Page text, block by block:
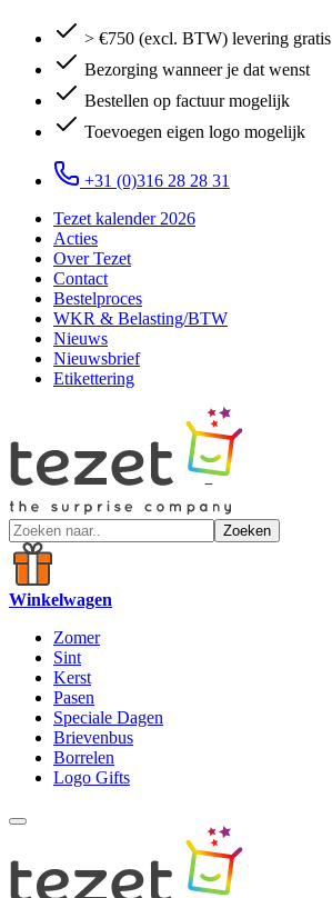
> €750 (excl. BTW) levering gratis
Bezorging wanneer je dat wenst
Bestellen op factuur mogelijk
Toevoegen eigen logo mogelijk
+31 (0)316 28 28 31
Tezet kalender 2026
Acties
Over Tezet
Contact
Bestelproces
WKR & Belasting/BTW
Nieuws
Nieuwsbrief
Etikettering
Zoeken
Winkelwagen
Zomer
Sint
Kerst
Pasen
Speciale Dagen
Brievenbus
Borrelen
Logo Gifts